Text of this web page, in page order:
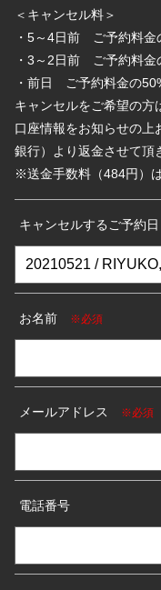
＜キャンセル料＞
・5～4日前 ご予約料金
・3～2日前 ご予約料金
・前日 ご予約料金の
キャンセルをご希望の方
口座情報をお知らせの上
銀行）より返金させて頂
※送金手数料（484円）
キャンセルするご予約
お名前 ※必須
メールアドレス ※必須
電話番号